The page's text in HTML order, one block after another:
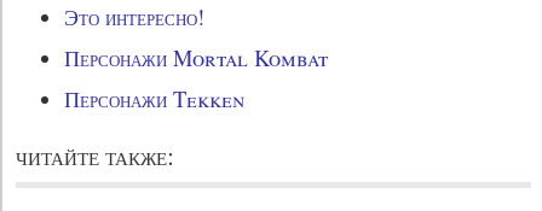
Это интересно!
Персонажи Mortal Kombat
Персонажи Tekken
читайте также: